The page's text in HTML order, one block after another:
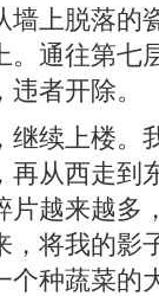
墙上脱落的
通往第七
违者开除。
续上楼。
从西走到
片越来越多
，将我的影
种蔬菜的